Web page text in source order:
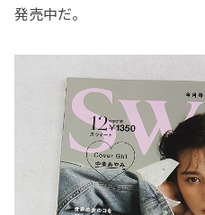
発売中だ。